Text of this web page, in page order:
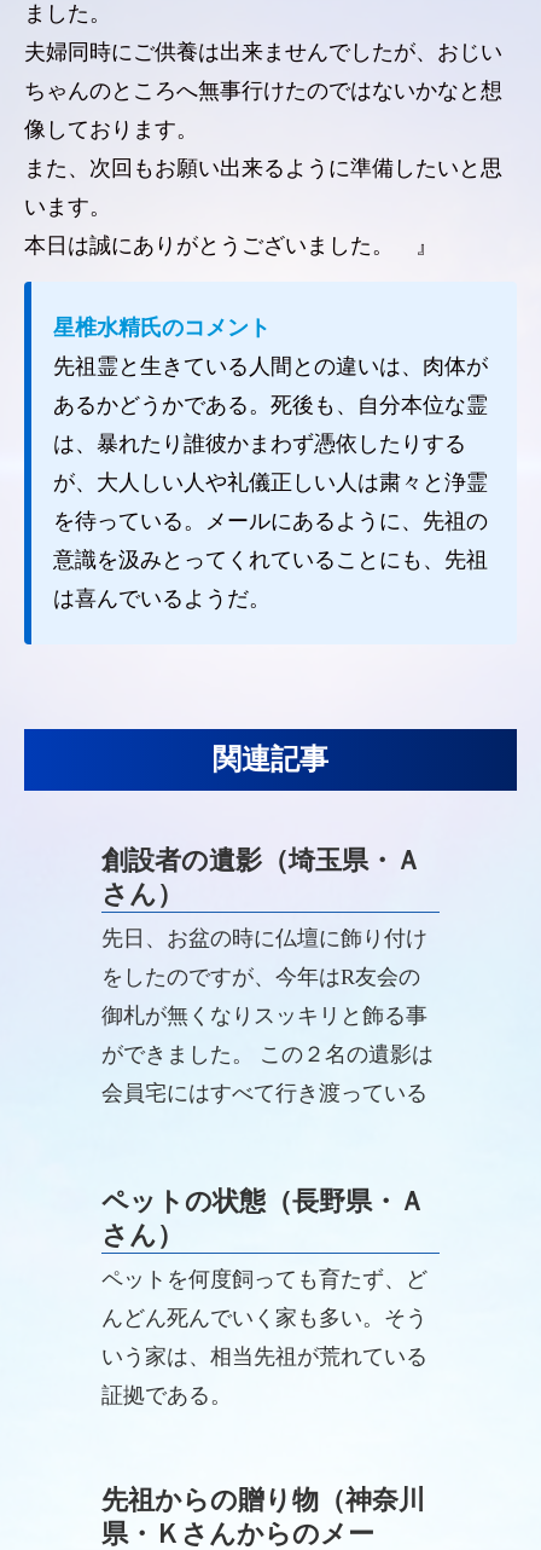
ました。
夫婦同時にご供養は出来ませんでしたが、おじい
ちゃんのところへ無事行けたのではないかなと想
像しております。
また、次回もお願い出来るように準備したいと思
います。
本日は誠にありがとうございました。 』
星椎水精氏のコメント
先祖霊と生きている人間との違いは、肉体が
あるかどうかである。死後も、自分本位な霊
は、暴れたり誰彼かまわず憑依したりする
が、大人しい人や礼儀正しい人は粛々と浄霊
を待っている。メールにあるように、先祖の
意識を汲みとってくれていることにも、先祖
は喜んでいるようだ。
関連記事
創設者の遺影（埼玉県・Ａ
さん）
先日、お盆の時に仏壇に飾り付け
をしたのですが、今年はR友会の
御札が無くなりスッキリと飾る事
ができました。 この２名の遺影は
会員宅にはすべて行き渡っている
でしょう。
ペットの状態（長野県・Ａ
さん）
ペットを何度飼っても育たず、ど
んどん死んでいく家も多い。そう
いう家は、相当先祖が荒れている
証拠である。
先祖からの贈り物（神奈川
県・Ｋさんからのメー